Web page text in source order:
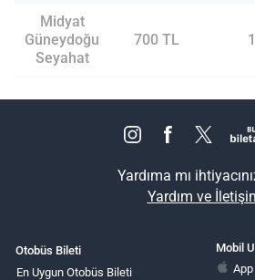
Midyat
Güneydoğu
Seyahat
700 TL 1
Yardıma mı
Yardım ve
Otobüs Bileti
En Uygun Otobüs Bileti
Mobil